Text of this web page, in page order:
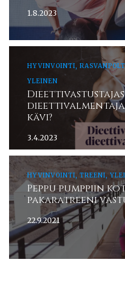
1.8.2023
HYVINVOINTI,
YLEINEN
kävi?
3.4.2023
HYVINVOINTI, TREENI,
Peppu pumppiin
pakaratreeni
22.9.2021